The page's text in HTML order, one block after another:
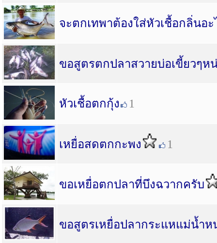
จะตกเทพาต้องใส่หัวเชื้อกลิ่นอ
ขอสูตรตกปลาสวายบ่อเขี้ยวๆห
หัวเชื้อตกกุ้ง 1
เหยื่อสดตกกะพง 1
ขอเหยื่อตกปลาที่บึงฉวากครับ
ขอสูตรเหยื่อปลากระแหแม่น้ำห